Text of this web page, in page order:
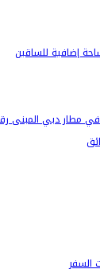
إضافية للساقين
مطار دبي المبنى
السفر